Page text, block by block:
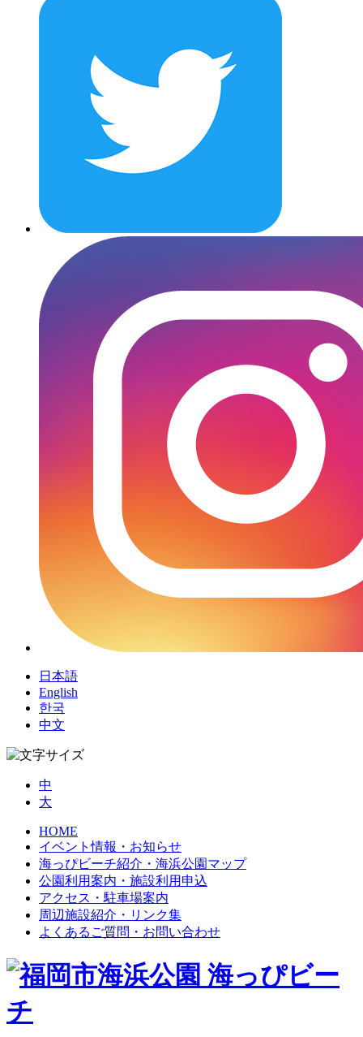
日本語
English
한국
中文
中
大
HOME
イベント情報・お知らせ
海っぴビーチ紹介・海浜公園マップ
公園利用案内・施設利用申込
アクセス・駐車場案内
周辺施設紹介・リンク集
よくあるご質問・お問い合わせ